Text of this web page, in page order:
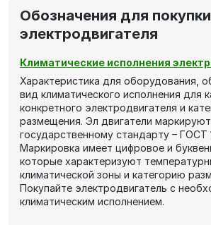
Обозначения для покупки
электродвигателя
Климатические исполнения
Характеристика для оборудования,
вид климатического исполнения для
конкретного электродвигателя и
размещения. Эл двигатели
государственному стандарту – ГОСТ
Маркировка имеет цифровое и
которые характеризуют
климатической зоны и категорию
Покупайте электродвигатель с
климатическим исполнением.